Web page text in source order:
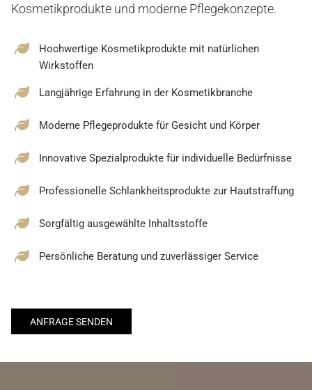
Kosmetikprodukte und moderne Pflegekonzepte.
Hochwertige Kosmetikprodukte mit natürlichen
Wirkstoffen
Langjährige Erfahrung in der Kosmetikbranche
Moderne Pflegeprodukte für Gesicht und Körper
Innovative Spezialprodukte für individuelle Bedürfnisse
Professionelle Schlankheitsprodukte zur Hautstraffung
Sorgfältig ausgewählte Inhaltsstoffe
Persönliche Beratung und zuverlässiger Service
ANFRAGE SENDEN